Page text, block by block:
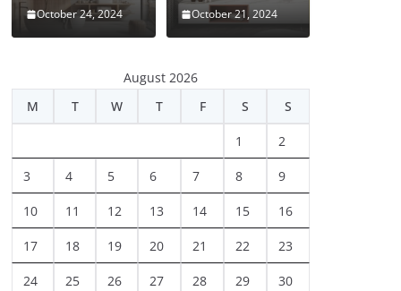
October 24, 2024 October 21, 2024
August 2026
M
T W T F S S
1 2
3 4 5 6 7 8 9
10 11 12 13 14 15 16
17 18 19 20 21 22 23
24 25 26 27 28 29 30